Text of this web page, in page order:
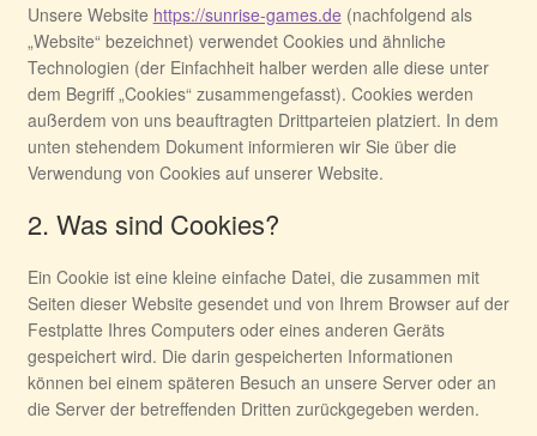
Unsere Website https://sunrise-games.de (nachfolgend als
„Website“ bezeichnet) verwendet Cookies und ähnliche
Technologien (der Einfachheit halber werden alle diese unter
dem Begriff „Cookies“ zusammengefasst). Cookies werden
außerdem von uns beauftragten Drittparteien platziert. In dem
unten stehendem Dokument informieren wir Sie über die
Verwendung von Cookies auf unserer Website.
2. Was sind Cookies?
Ein Cookie ist eine kleine einfache Datei, die zusammen mit
Seiten dieser Website gesendet und von Ihrem Browser auf der
Festplatte Ihres Computers oder eines anderen Geräts
gespeichert wird. Die darin gespeicherten Informationen
können bei einem späteren Besuch an unsere Server oder an
die Server der betreffenden Dritten zurückgegeben werden.